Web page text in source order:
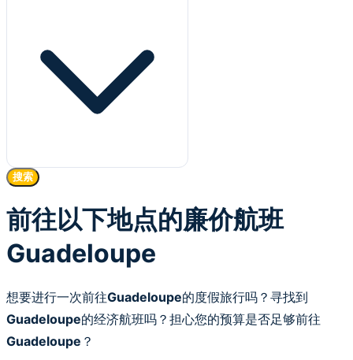
搜索
前往以下地点的廉价航班
Guadeloupe
想要进行一次前往Guadeloupe的度假旅行吗？寻找到
Guadeloupe的经济航班吗？担心您的预算是否足够前往
Guadeloupe ？